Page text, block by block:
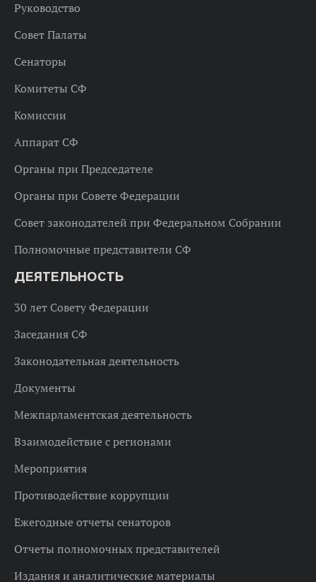
Руководство
Совет Палаты
Сенаторы
Комитеты СФ
Комиссии
Аппарат СФ
Органы при Председателе
Органы при Совете Федерации
Совет законодателей при Федеральном Собрании
Полномочные представители СФ
ДЕЯТЕЛЬНОСТЬ
30 лет Совету Федерации
Заседания СФ
Законодательная деятельность
Документы
Межпарламентская деятельность
Взаимодействие с регионами
Мероприятия
Противодействие коррупции
Ежегодные отчеты сенаторов
Отчеты полномочных представителей
Издания и аналитические материалы